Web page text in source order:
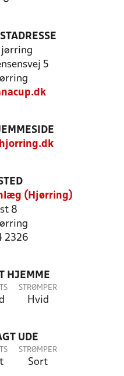
5
(Hjørring)
8
2326
HJEMME
STRØMPER
Hvid
UDE
STRØMPER
Sort